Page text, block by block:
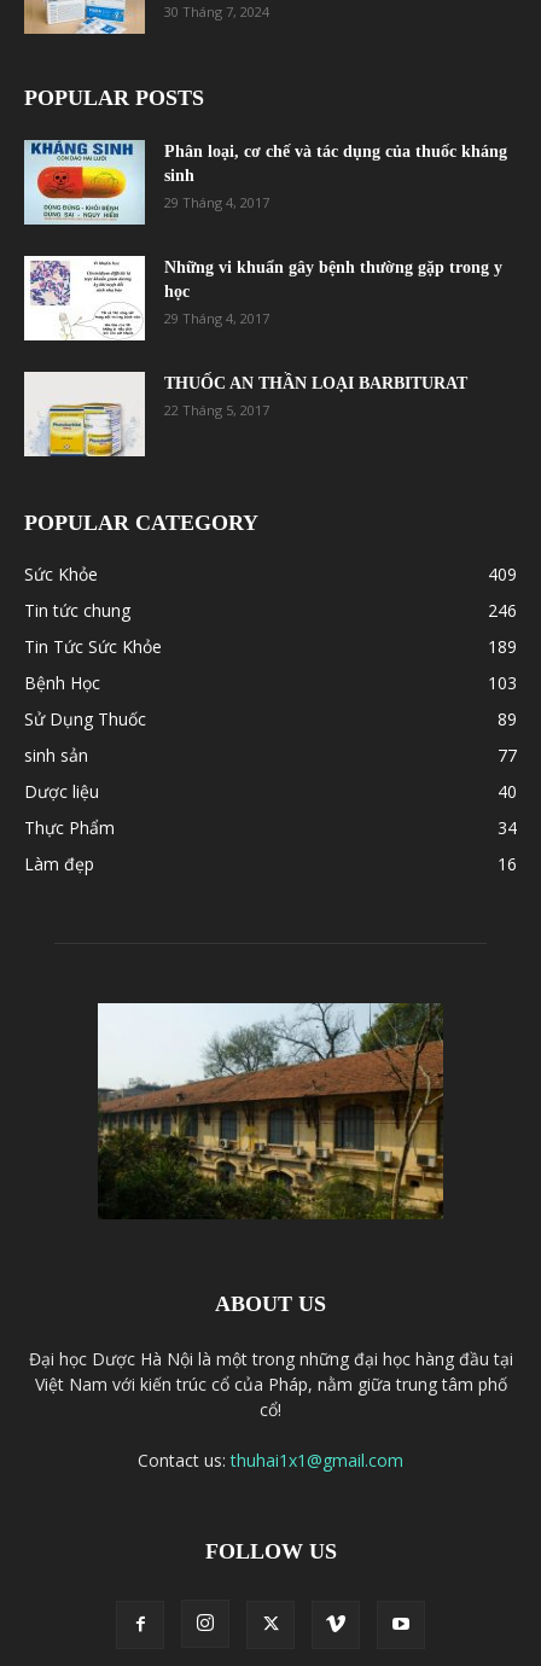
30 Tháng 7, 2024
POPULAR POSTS
Phân loại, cơ chế và tác dụng của thuốc kháng
sinh
29 Tháng 4, 2017
Những vi khuẩn gây bệnh thường gặp trong y
học
29 Tháng 4, 2017
THUỐC AN THẦN LOẠI BARBITURAT
22 Tháng 5, 2017
POPULAR CATEGORY
Sức Khỏe
409
Tin tức chung
246
Tin Tức Sức Khỏe
189
Bệnh Học
103
Sử Dụng Thuốc
89
sinh sản
77
Dược liệu
40
Thực Phẩm
34
Làm đẹp
16
ABOUT US
Đại học Dược Hà Nội là một trong những đại học hàng đầu tại
Việt Nam với kiến trúc cổ của Pháp, nằm giữa trung tâm phố
cổ!
Contact us:thuhai1x1@gmail.com
FOLLOW US